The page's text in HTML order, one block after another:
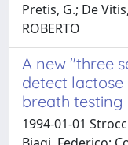
Pretis, G.; De
ROBERTO
A new "three
detect
breath testing
1994-01-01